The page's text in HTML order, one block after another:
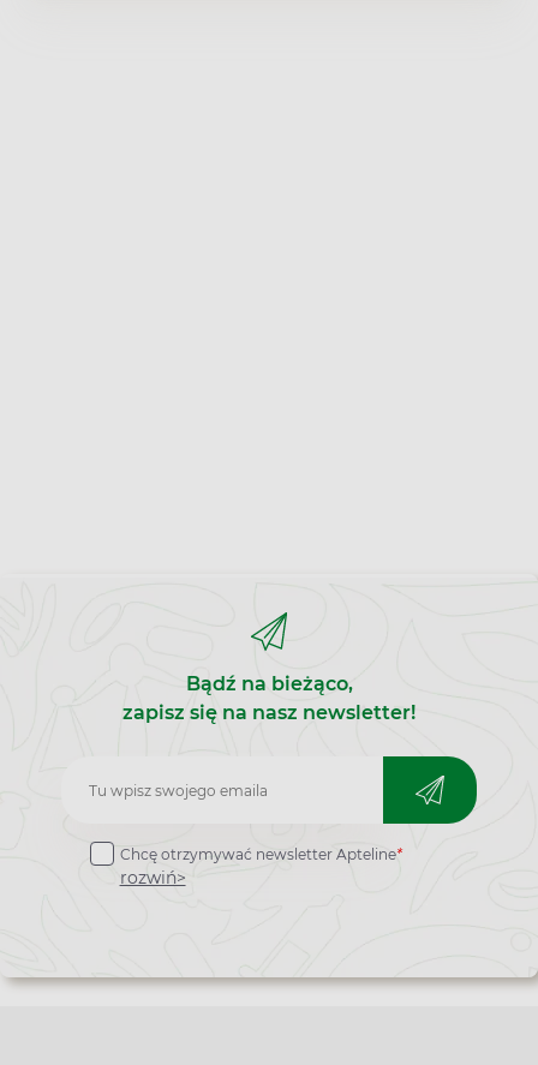
Bądź na bieżąco,
zapisz się na nasz newsletter!
Zapisz
do
newslettera
Chcę otrzymywać newsletter Apteline*
rozwiń>